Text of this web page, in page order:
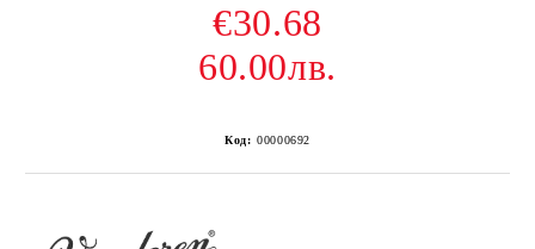
€30.68
60.00лв.
Код: 00000692